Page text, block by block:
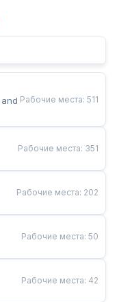
Рабочие места: 511
Рабочие места: 351
Рабочие места: 202
Рабочие места: 50
Рабочие места: 42